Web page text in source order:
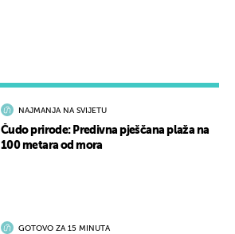
NAJMANJA NA SVIJETU
Čudo prirode: Predivna pješčana plaža na
100 metara od mora
GOTOVO ZA 15 MINUTA